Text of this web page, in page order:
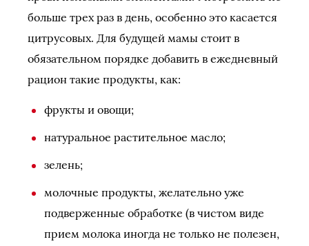
больше трех раз в день, особенно это касается
цитрусовых. Для будущей мамы стоит в
обязательном порядке добавить в ежедневный
рацион такие продукты, как:
фрукты и овощи;
натуральное растительное масло;
зелень;
молочные продукты, желательно уже
подверженные обработке (в чистом виде
прием молока иногда не только не полезен,